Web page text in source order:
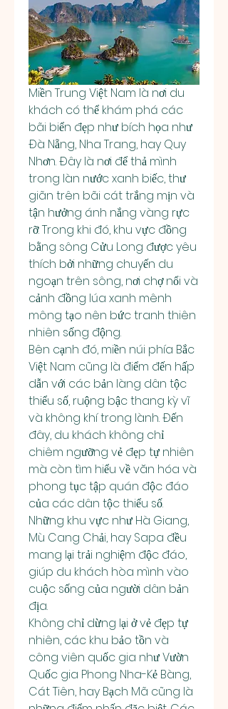
Miền Trung Việt Nam là nơi du
khách có thể khám phá các
bãi biển đẹp như bích họa như
Đà Nẵng, Nha Trang, hay Quy
Nhơn. Đây là nơi để thả mình
trong làn nước xanh biếc, thư
giãn trên bãi cát trắng mịn và
tận hưởng ánh nắng vàng rực
rỡ. Trong khi đó, khu vực đồng
bằng sông Cửu Long được yêu
thích bởi những chuyến du
ngoạn trên sông, nơi chợ nổi và
cảnh đồng lúa xanh mênh
mông tạo nên bức tranh thiên
nhiên sống động.
Bên cạnh đó, miền núi phía Bắc
Việt Nam cũng là điểm đến hấp
dẫn với các bản làng dân tộc
thiểu số, ruộng bậc thang kỳ vĩ
và không khí trong lành. Đến
đây, du khách không chỉ
chiêm ngưỡng vẻ đẹp tự nhiên
mà còn tìm hiểu về văn hóa và
phong tục tập quán độc đáo
của các dân tộc thiểu số.
Những khu vực như Hà Giang,
Mù Cang Chải, hay Sapa đều
mang lại trải nghiệm độc đáo,
giúp du khách hòa mình vào
cuộc sống của người dân bản
địa.
Không chỉ dừng lại ở vẻ đẹp tự
nhiên, các khu bảo tồn và
công viên quốc gia như Vườn
Quốc gia Phong Nha-Kẻ Bàng,
Cát Tiên, hay Bạch Mã cũng là